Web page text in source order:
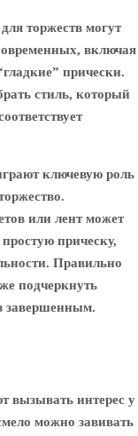
торжеств могут
включая
прически.
стиль, который
ключевую роль
или лент может
прическу,
Правильно
подчеркнуть
завершенным.
вызывать интерес у
можно завивать